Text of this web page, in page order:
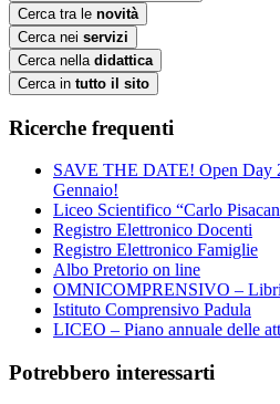
Cerca tra le novità
Cerca nei servizi
Cerca nella didattica
Cerca in tutto il sito
Ricerche frequenti
SAVE THE DATE! Open Day
Gennaio!
Liceo Scientifico “Carlo
Registro Elettronico Docenti
Registro Elettronico Famiglie
Albo Pretorio on line
OMNICOMPRENSIVO –
Istituto Comprensivo Padula
LICEO – Piano annuale delle
Potrebbero interessarti